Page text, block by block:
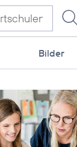
Bilder